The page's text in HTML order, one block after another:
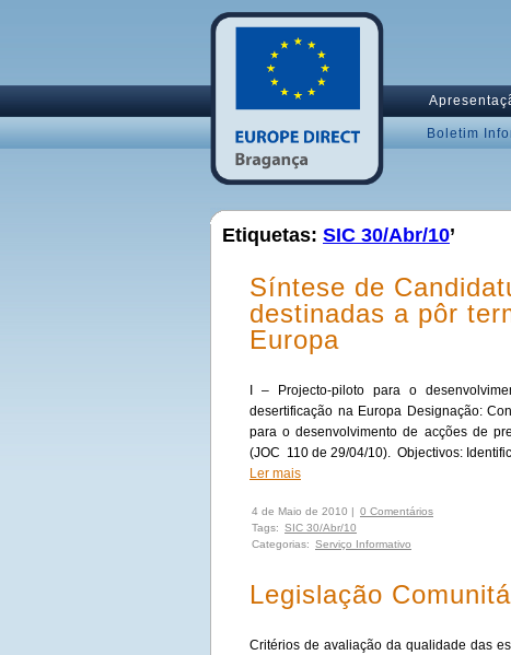
Boletim
Etiquetas: SIC 30/Abr/10’
Síntese de
destinadas a pôr
Europa
I – Projecto-piloto para o
desertificação na Europa Designação:
para o desenvolvimento de acções de
(JOC 110 de 29/04/10). Objectivos:
Ler mais
4 de Maio de 2010 | 0 Comentários
Tags: SIC 30/Abr/10
Categorias: Serviço Informativo
Legislação
Critérios de avaliação da qualidade das